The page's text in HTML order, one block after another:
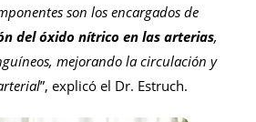
son los encargados de
del óxido nítrico en las arterias,
mejorando la circulación y
”, explicó el Dr. Estruch.